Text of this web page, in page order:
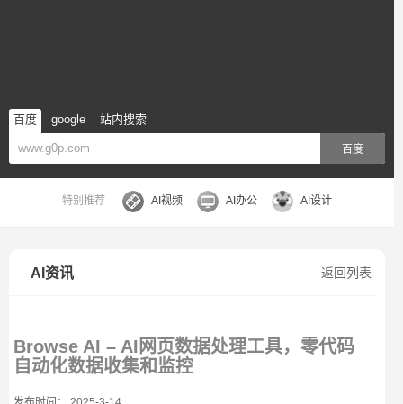
百度 google 站内搜索
百度
特别推荐 AI视频 AI办公 AI设计
返回列表
AI资讯
Browse AI – AI网页数据处理工具，零代码
自动化数据收集和监控